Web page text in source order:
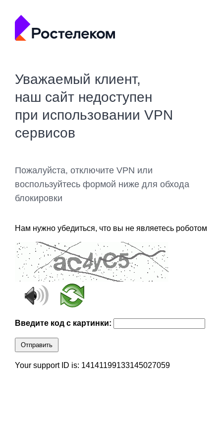
Уважаемый клиент,
наш сайт недоступен
при использовании VPN
сервисов
Пожалуйста, отключите VPN или
воспользуйтесь формой ниже для обхода
блокировки
Нам нужно убедиться, что вы не являетесь роботом
Введите код с картинки:
Отправить
Your support ID is: 14141199133145027059